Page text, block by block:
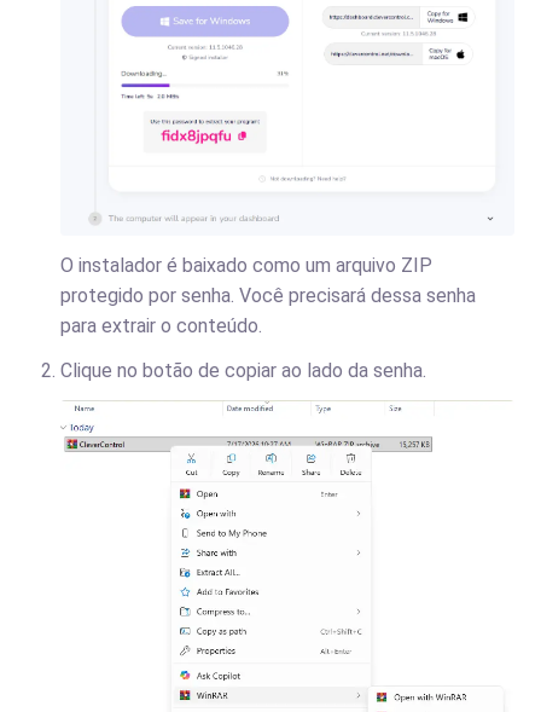
O instalador é baixado como um arquivo ZIP
protegido por senha. Você precisará dessa senha
para extrair o conteúdo.
Clique no botão de copiar ao lado da senha.